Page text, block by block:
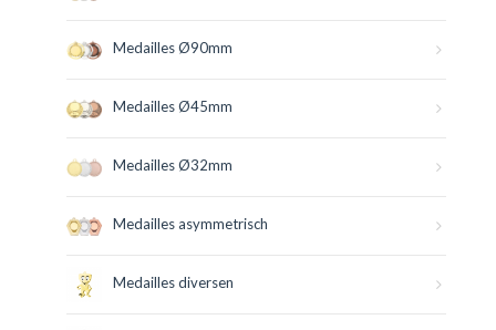
Medailles Ø90mm
Medailles Ø45mm
Medailles Ø32mm
Medailles asymmetrisch
Medailles diversen